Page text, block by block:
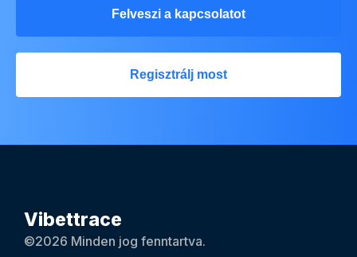
Felveszi a kapcsolatot
Regisztrálj most
Vibettrace
©2026 Minden jog fenntartva.